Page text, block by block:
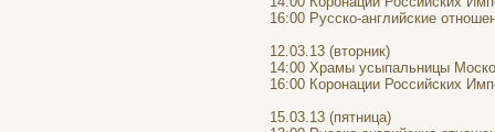
16:00 Русско-английские
12.03.13 (вторник)
14:00 Храмы усыпальницы
16:00 Коронации Российских
15.03.13 (пятница)